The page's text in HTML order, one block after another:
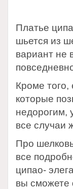
Платье
шьется из
вариант не
Кроме того,
которые
недорогим,
все случаи
Про
все
ципао-
вы сможете